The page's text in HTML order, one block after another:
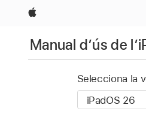
Apple
Manual d’ús de
Selecciona la